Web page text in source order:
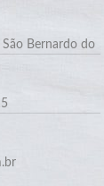
São Bernardo do